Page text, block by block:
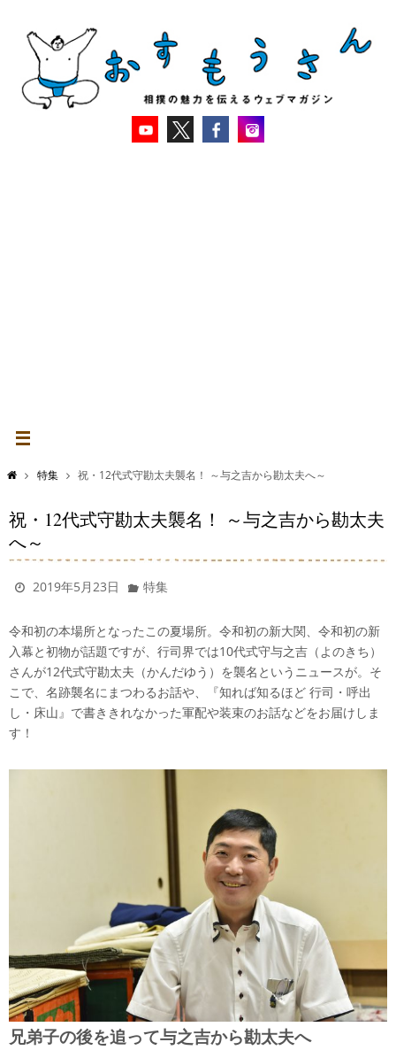
特集 祝・12代式守勘太夫襲名！ ～与之吉から勘太夫へ～
祝・12代式守勘太夫襲名！ ～与之吉から勘太夫
へ～
2019年5月23日 特集
令和初の本場所となったこの夏場所。令和初の新大関、令和初の新
入幕と初物が話題ですが、行司界では10代式守与之吉（よのきち）
さんが12代式守勘太夫（かんだゆう）を襲名というニュースが。そ
こで、名跡襲名にまつわるお話や、『知れば知るほど 行司・呼出
し・床山』で書ききれなかった軍配や装束のお話などをお届けしま
す！
兄弟子の後を追って与之吉から勘太夫へ